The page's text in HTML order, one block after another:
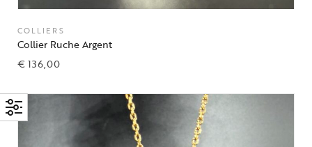
COLLIERS
Collier Ruche Argent
€136,00